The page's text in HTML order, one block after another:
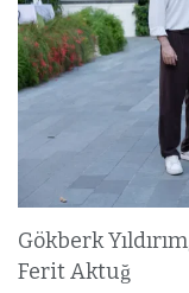
Gökberk
Ferit Aktuğ